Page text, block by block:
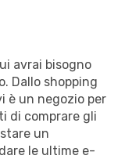
avrai bisogno
Dallo shopping
è un negozio per
di comprare gli
un
le ultime e-